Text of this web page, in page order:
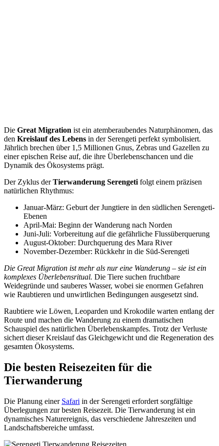
Die Great Migration ist ein atemberaubendes Naturphänomen, das
den Kreislauf des Lebens in der Serengeti perfekt symbolisiert.
Jährlich brechen über 1,5 Millionen Gnus, Zebras und Gazellen zu
einer epischen Reise auf, die ihre Überlebenschancen und die
Dynamik des Ökosystems prägt.
Der Zyklus derTierwanderung Serengeti folgt einem präzisen
natürlichen Rhythmus:
Januar-März: Geburt der Jungtiere in den südlichen Serengeti-
Ebenen
April-Mai: Beginn der Wanderung nach Norden
Juni-Juli: Vorbereitung auf die gefährliche Flussüberquerung
August-Oktober: Durchquerung des Mara River
November-Dezember: Rückkehr in die Süd-Serengeti
Die Great Migration ist mehr als nur eine Wanderung – sie ist ein
komplexes Überlebensritual. Die Tiere suchen fruchtbare
Weidegründe und sauberes Wasser, wobei sie enormen Gefahren
wie Raubtieren und unwirtlichen Bedingungen ausgesetzt sind.
Raubtiere wie Löwen, Leoparden und Krokodile warten entlang der
Route und machen die Wanderung zu einem dramatischen
Schauspiel des natürlichen Überlebenskampfes. Trotz der Verluste
sichert dieser Kreislauf das Gleichgewicht und die Regeneration des
gesamten Ökosystems.
Die besten Reisezeiten für die
Tierwanderung
Die Planung einer Safari in der Serengeti erfordert sorgfältige
Überlegungen zur besten Reisezeit. Die Tierwanderung ist ein
dynamisches Naturereignis, das verschiedene Jahreszeiten und
Landschaftsbereiche umfasst.